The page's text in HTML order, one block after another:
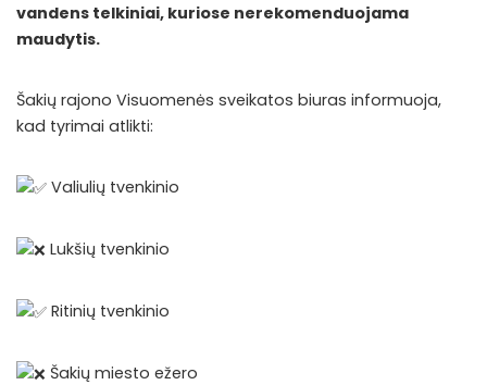
vandens telkiniai, kuriose nerekomenduojama
maudytis.
Šakių rajono Visuomenės sveikatos biuras informuoja,
kad tyrimai atlikti:
Valiulių tvenkinio
Lukšių tvenkinio
Ritinių tvenkinio
Šakių miesto ežero